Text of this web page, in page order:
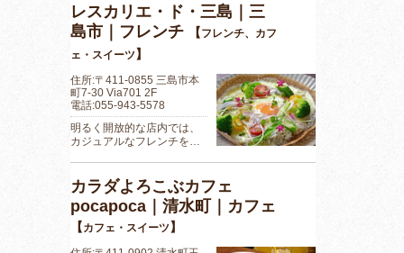
レスカリエ・ド・三島｜三
島市｜フレンチ
【フレンチ、カフ
ェ・スイーツ】
住所:〒411-0855 三島市本
町7-30 Via701 2F
電話:055-943-5578
明るく開放的な店内では、
カジュアルなフレンチを…
カラダよろこぶカフェ
pocapoca｜清水町｜カフェ
【カフェ・スイーツ】